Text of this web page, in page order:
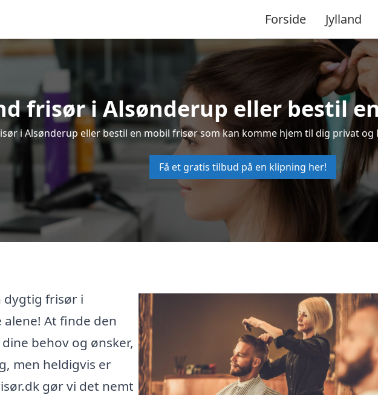
Forside Jylland
frisør i Alsønderup eller bestil
i Alsønderup eller bestil en mobil frisør som kan komme hjem til dig privat og
Få et gratis tilbud på en klipning her!
dygtig frisør i
alene! At finde den
behov og ønsker,
men heldigvis er
gør vi det nemt